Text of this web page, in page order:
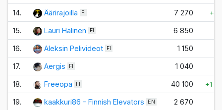
14. Äärirajoilla FI 7 270
15. Lauri Halinen FI 6 850
16. Aleksin Pelivideot FI 1 150
17. Aergis FI 1 040
18. Freeopa FI 40 100 +1
19. kaakkuri86 - Finnish Elevators EN 2 670